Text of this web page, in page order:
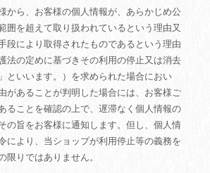
から、お客様の個人情報が、あらかじめ公
囲を超えて取り扱われているという理由又
段により取得されたものであるという理由
法の定めに基づきその利用の停止又は消去
といいます。）を求められた場合におい
があることが判明した場合には、お客様ご
ることを確認の上で、遅滞なく個人情報の
の旨をお客様に通知します。但し、個人情
により、当ショップが利用停止等の義務を
限りではありません。